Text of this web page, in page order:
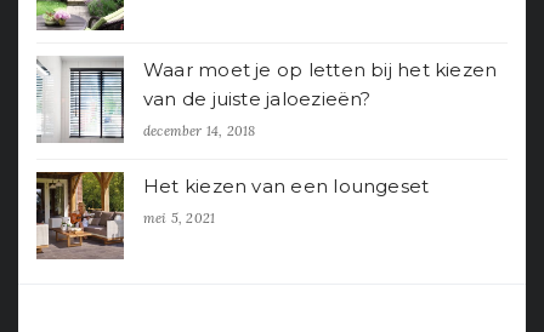
Waar moet je op letten bij het kiezen
van de juiste jaloezieën?
december 14, 2018
Het kiezen van een loungeset
mei 5, 2021